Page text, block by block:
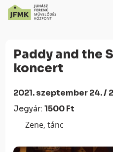
Content
navigációhoz
Paddy and the Sweaty Socks
koncert
2021. szeptember 24. /
Jegyár:1500 Ft
Zene, tánc